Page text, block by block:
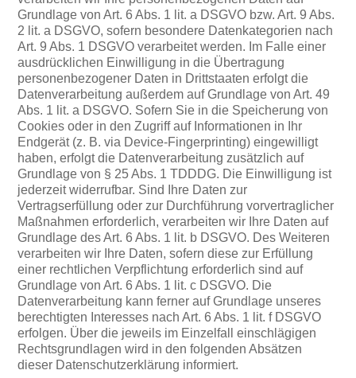
Grundlage von Art. 6 Abs. 1 lit. a DSGVO bzw. Art. 9 Abs.
2 lit. a DSGVO, sofern besondere Datenkategorien nach
Art. 9 Abs. 1 DSGVO verarbeitet werden. Im Falle einer
ausdrücklichen Einwilligung in die Übertragung
personenbezogener Daten in Drittstaaten erfolgt die
Datenverarbeitung außerdem auf Grundlage von Art. 49
Abs. 1 lit. a DSGVO. Sofern Sie in die Speicherung von
Cookies oder in den Zugriff auf Informationen in Ihr
Endgerät (z. B. via Device-Fingerprinting) eingewilligt
haben, erfolgt die Datenverarbeitung zusätzlich auf
Grundlage von § 25 Abs. 1 TDDDG. Die Einwilligung ist
jederzeit widerrufbar. Sind Ihre Daten zur
Vertragserfüllung oder zur Durchführung vorvertraglicher
Maßnahmen erforderlich, verarbeiten wir Ihre Daten auf
Grundlage des Art. 6 Abs. 1 lit. b DSGVO. Des Weiteren
verarbeiten wir Ihre Daten, sofern diese zur Erfüllung
einer rechtlichen Verpflichtung erforderlich sind auf
Grundlage von Art. 6 Abs. 1 lit. c DSGVO. Die
Datenverarbeitung kann ferner auf Grundlage unseres
berechtigten Interesses nach Art. 6 Abs. 1 lit. f DSGVO
erfolgen. Über die jeweils im Einzelfall einschlägigen
Rechtsgrundlagen wird in den folgenden Absätzen
dieser Datenschutzerklärung informiert.